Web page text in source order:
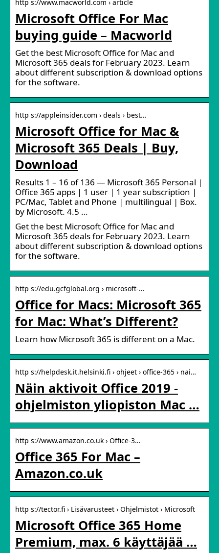
http s://www.macworld.com › article
Microsoft Office For Mac
buying guide – Macworld
Get the best Microsoft Office for Mac and
Microsoft 365 deals for February 2023. Learn
about different subscription & download options
for the software.
http s://appleinsider.com › deals › best…
Microsoft Office for Mac &
Microsoft 365 Deals | Buy,
Download
Results 1 – 16 of 136 — Microsoft 365 Personal |
Office 365 apps | 1 user | 1 year subscription |
PC/Mac, Tablet and Phone | multilingual | Box.
by Microsoft. 4.5 …
Get the best Microsoft Office for Mac and
Microsoft 365 deals for February 2023. Learn
about different subscription & download options
for the software.
http s://edu.gcfglobal.org › microsoft-…
Office for Macs: Microsoft 365
for Mac: What’s Different?
Learn how Microsoft 365 is different on a Mac.
http s://helpdesk.it.helsinki.fi › ohjeet › office-365 › nai…
Näin aktivoit Office 2019 -
ohjelmiston yliopiston Mac …
http s://www.amazon.co.uk › Office-3…
Office 365 For Mac –
Amazon.co.uk
http s://tector.fi › Lisävarusteet › Ohjelmistot › Microsoft
Microsoft Office 365 Home
Premium, max. 6 käyttäjää …